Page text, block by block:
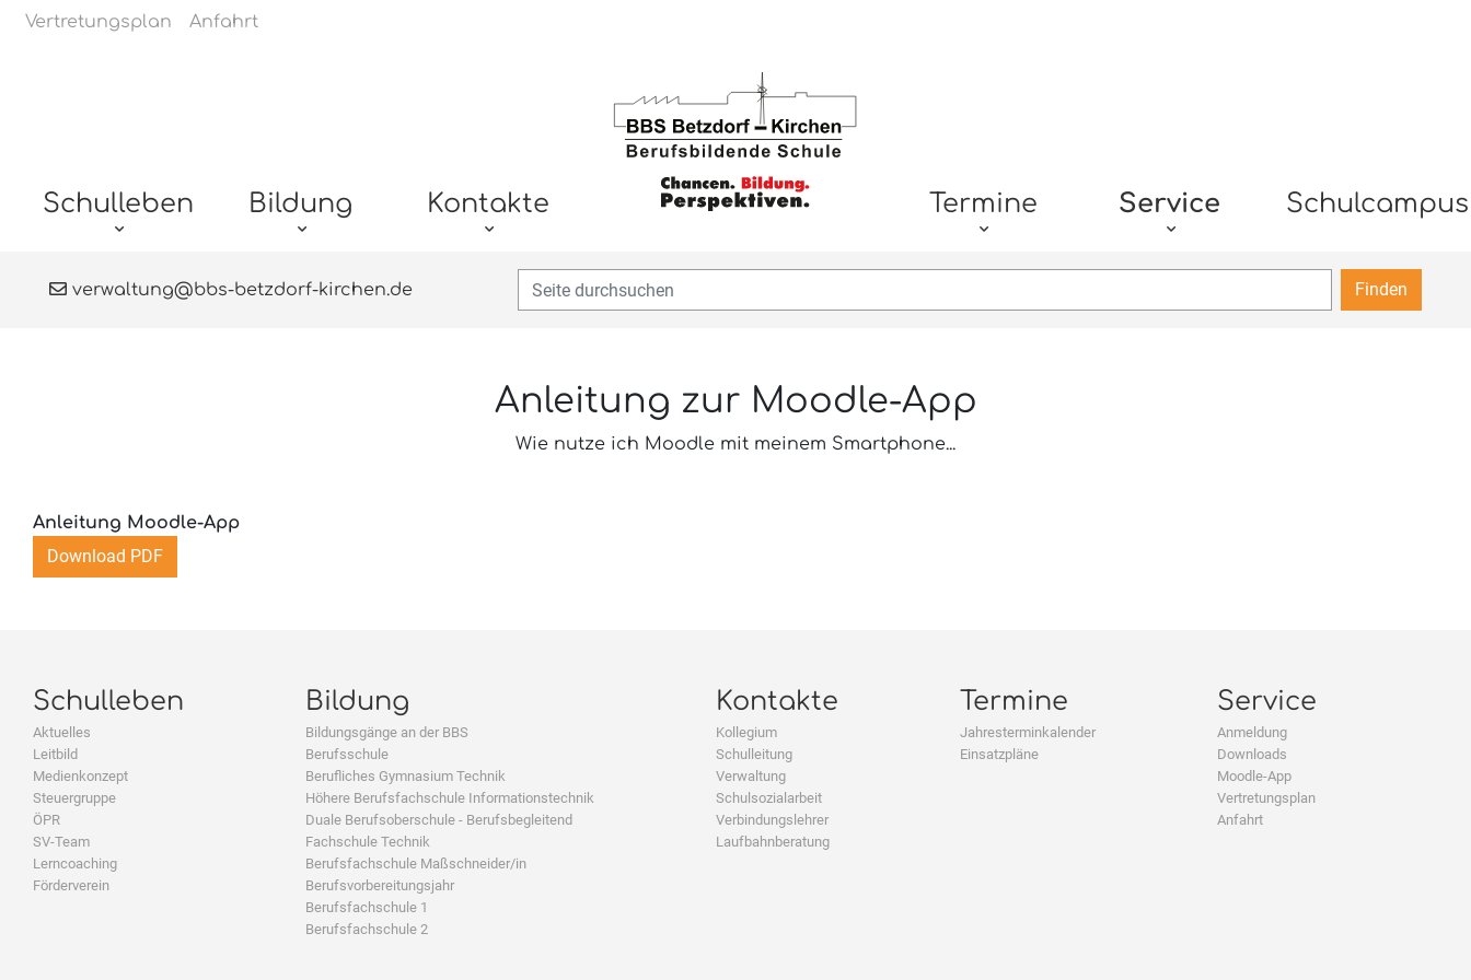
Navigation überspringen
Vertretungsplan Anfahrt
Schulleben Bildung Kontakte Termine Service Schulcampus
verwaltung@bbs-betzdorf-kirchen.de Finden
Anleitung zur Moodle-App
Wie nutze ich Moodle mit meinem Smartphone...
Anleitung Moodle-App
Download PDF
Schulleben
Aktuelles
Leitbild
Medienkonzept
Steuergruppe
ÖPR
SV-Team
Lerncoaching
Förderverein
Bildung
Bildungsgänge an der BBS
Berufsschule
Berufliches Gymnasium Technik
Höhere Berufsfachschule Informationstechnik
Duale Berufsoberschule - Berufsbegleitend
Fachschule Technik
Berufsfachschule Maßschneider/in
Berufsvorbereitungsjahr
Berufsfachschule 1
Berufsfachschule 2
Kontakte
Kollegium
Schulleitung
Verwaltung
Schulsozialarbeit
Verbindungslehrer
Laufbahnberatung
Termine
Jahresterminkalender
Einsatzpläne
Service
Anmeldung
Downloads
Moodle-App
Vertretungsplan
Anfahrt